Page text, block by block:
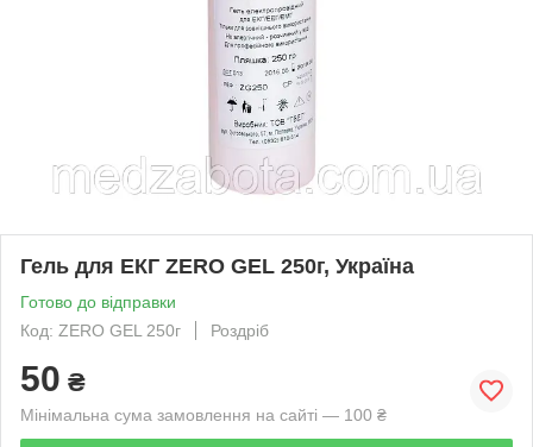
Гель для ЕКГ ZERO GEL 250г, Україна
Готово до відправки
Код: ZERO GEL 250г
Роздріб
50 ₴
Мінімальна сума замовлення на сайті — 100 ₴